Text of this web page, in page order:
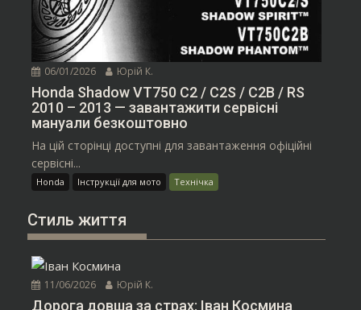
06/01/2026 Юрій К.
Honda Shadow VT750 C2 / C2S / C2B / RS
2010 – 2013 — завантажити сервісні
мануали безкоштовно
На цій сторінці доступні для завантаження офіційні
сервісні...
Honda Інструкції для мото Технічка
Стиль життя
11/06/2026 Юрій К.
Дорога довша за страх: Іван Космина